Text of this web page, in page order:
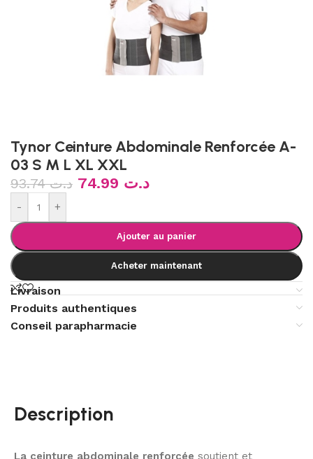
Tynor Ceinture Abdominale Renforcée A-
03 S M L XL XXL
د.ت93.74 د.ت
- +
Ajouter au panier
Acheter maintenant
Livraison
Produits authentiques
Conseil parapharmacie
Description
La ceinture abdominale renforcée soutient et